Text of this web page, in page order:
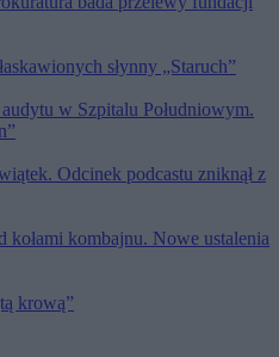
słynny „Staruch”
w Szpitalu Południowym.
Odcinek podcastu zniknął z
kołami kombajnu. Nowe ustalenia
krową”